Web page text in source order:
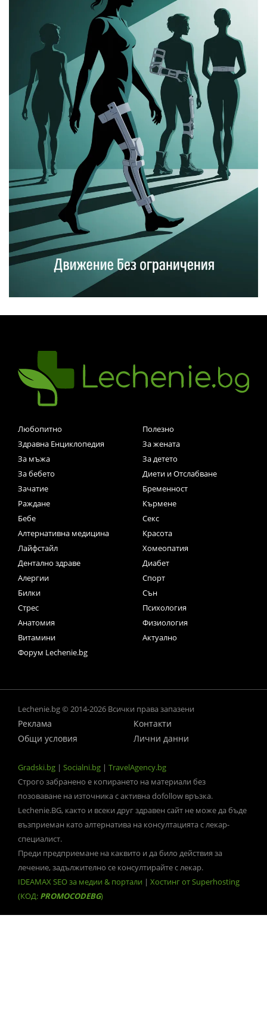
Любопитно
Полезно
Здравна Енциклопедия
За жената
За мъжа
За детето
За бебето
Диети и Отслабване
Зачатие
Бременност
Раждане
Кърмене
Бебе
Секс
Алтернативна медицина
Красота
Лайфстайл
Хомеопатия
Дентално здраве
Диабет
Алергии
Спорт
Билки
Сън
Стрес
Психология
Анатомия
Физиология
Витамини
Актуално
Форум Lechenie.bg
Lechenie.bg © 2014-2026 Всички права запазени
Реклама
Контакти
Общи условия
Лични данни
Gradski.bg | Socialni.bg | TravelAgency.bg
Строго забранено е копирането на материали без
позоваване на източника с активна dofollow връзка.
Lechenie.BG, както и всеки друг здравен сайт не може да бъде
възприеман като алтернатива на консултацията с лекар-
специалист.
Преди предприемане на каквито и да било действия за
лечение, задължително се консултирайте с лекар.
IDEAMAX SEO за медии & портали | Хостинг от Superhosting
(КОД: PROMOCODEBG)